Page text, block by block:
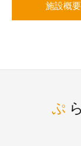
施設概要